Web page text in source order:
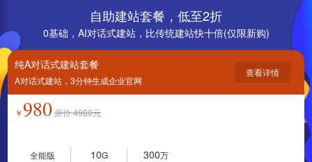
自助建站套餐，低至2折
0基础，AI对话式建站，比传统建站快十倍(仅限新购)
纯A对话式建站套餐
A对话式建站，3分钟生成企业官网
查看详情
￥980原价4980元
全能版
10G
300万